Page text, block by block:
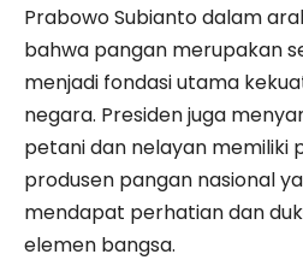
Prabowo Subianto dalam
bahwa pangan merupakan
menjadi fondasi utama
negara. Presiden juga
petani dan nelayan memiliki
produsen pangan nasional
mendapat perhatian dan
elemen bangsa.